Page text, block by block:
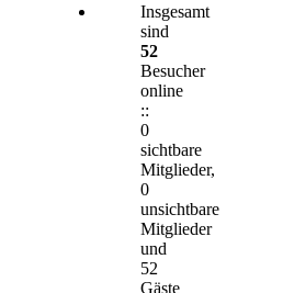
Insgesamt
sind
52
Besucher
online
::
0
sichtbare
Mitglieder,
0
unsichtbare
Mitglieder
und
52
Gäste